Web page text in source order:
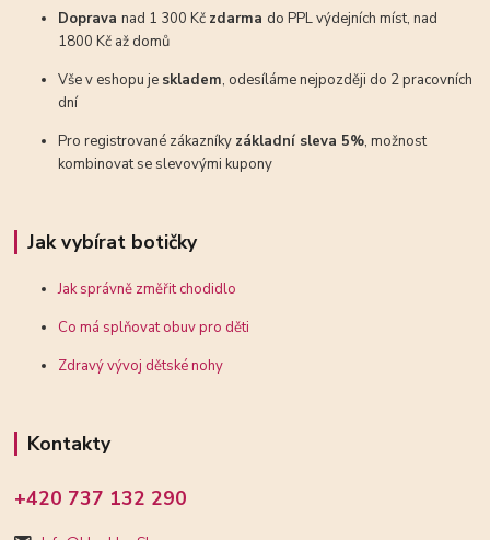
Dopravanad 1 300 Kč zdarma do PPL výdejních míst, nad
1800 Kč až domů
Vše v eshopu je skladem, odesíláme nejpozději do 2 pracovních
dní
Pro registrované zákazníky základní sleva 5%, možnost
kombinovat se slevovými kupony
Jak vybírat botičky
Jak správně změřit chodidlo
Co má splňovat obuv pro děti
Zdravý vývoj dětské nohy
Kontakty
+420 737 132 290